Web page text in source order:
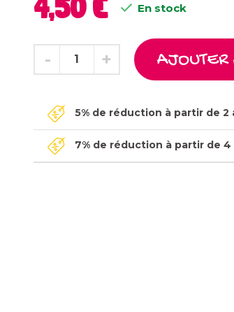
 En stock
5% de réduction à partir de
7% de réduction à partir de